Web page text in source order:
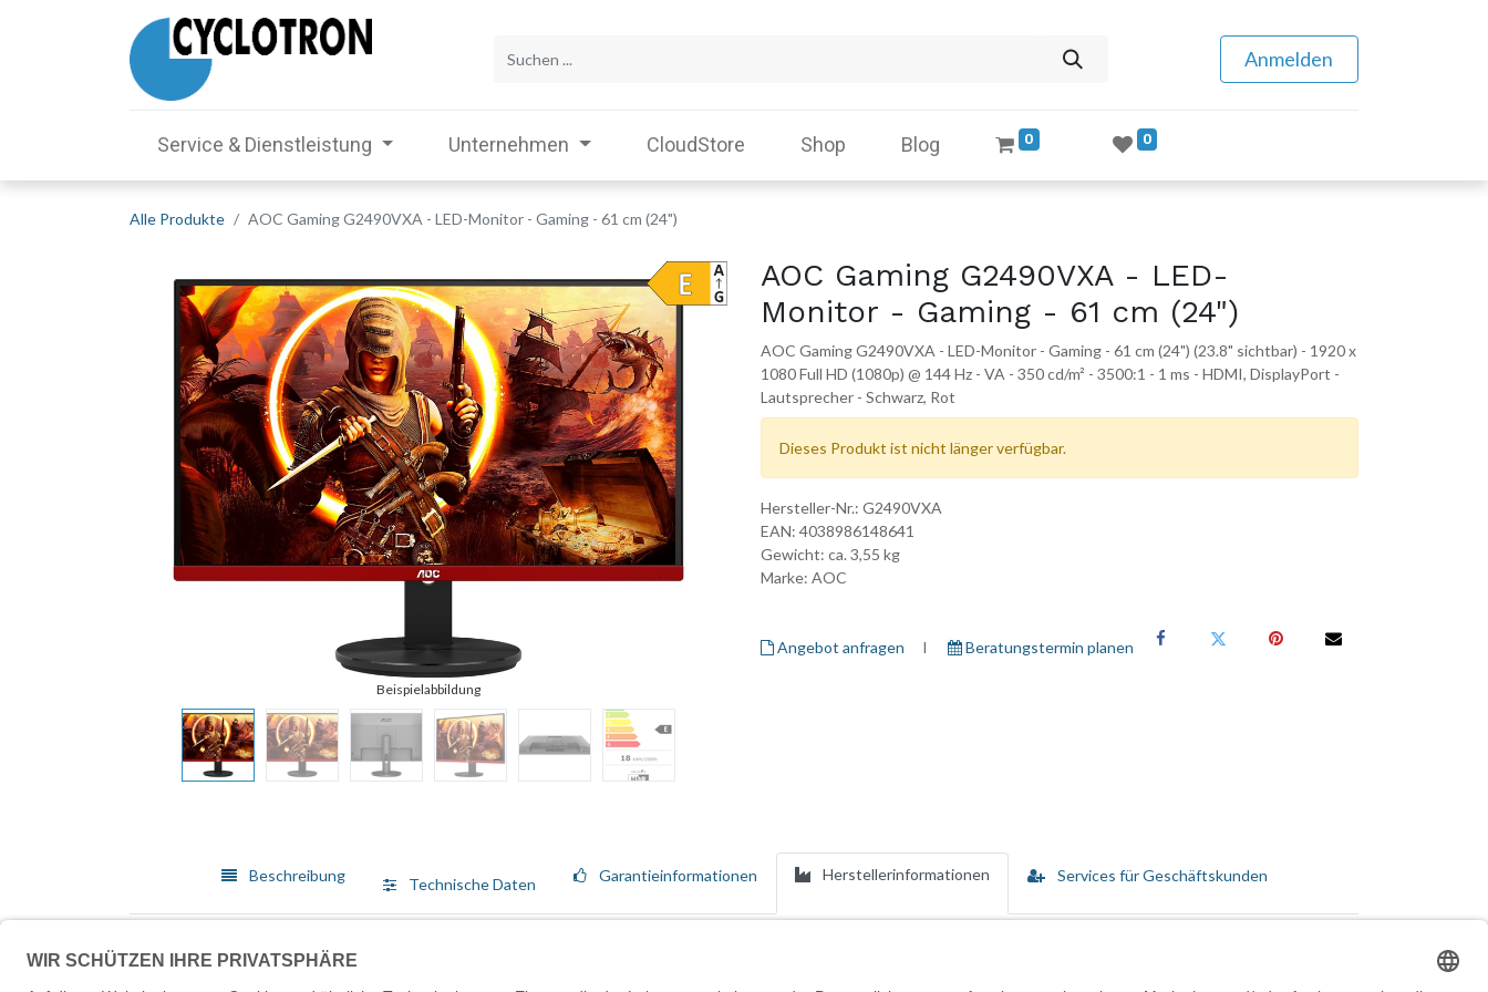
Anmelden
Service & Dienstleistung Unternehmen CloudStore Shop Blog 0 0
Alle Produkte AOC Gaming G2490VXA - LED-Monitor - Gaming - 61 cm (24")
AOC Gaming G2490VXA - LED-
Monitor - Gaming - 61 cm (24")
AOC Gaming G2490VXA - LED-Monitor - Gaming - 61 cm (24") (23.8" sichtbar) - 1920 x
1080 Full HD (1080p) @ 144 Hz - VA - 350 cd/m² - 3500:1 - 1 ms - HDMI, DisplayPort -
Lautsprecher - Schwarz, Rot
Dieses Produkt ist nicht länger verfügbar.
Hersteller-Nr.: G2490VXA
EAN: 4038986148641
Gewicht: ca. 3,55 kg
Marke: AOC
Angebot anfragen I ​ Beratungstermin planen
Beschreibung Technische Daten Garantieinformationen Herstellerinformationen Services für Geschäftskunden
oder -reißen, und dank des kontrastreichen VA-Panels werden die Farben klar und lebensecht dargestellt.